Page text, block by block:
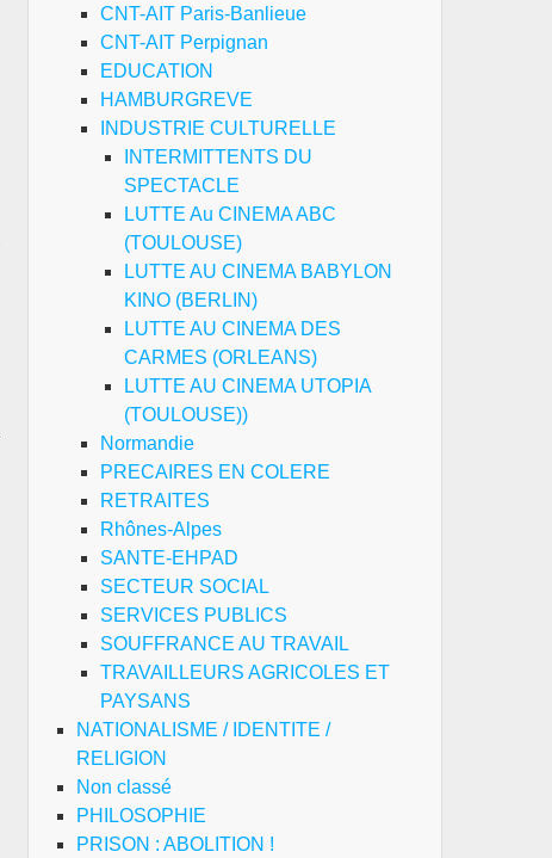
CNT-AIT Paris-Banlieue
CNT-AIT Perpignan
EDUCATION
HAMBURGREVE
INDUSTRIE CULTURELLE
INTERMITTENTS DU
SPECTACLE
LUTTE Au CINEMA ABC
(TOULOUSE)
LUTTE AU CINEMA BABYLON
KINO (BERLIN)
LUTTE AU CINEMA DES
CARMES (ORLEANS)
LUTTE AU CINEMA UTOPIA
(TOULOUSE))
Normandie
PRECAIRES EN COLERE
RETRAITES
Rhônes-Alpes
SANTE-EHPAD
SECTEUR SOCIAL
SERVICES PUBLICS
SOUFFRANCE AU TRAVAIL
TRAVAILLEURS AGRICOLES ET
PAYSANS
NATIONALISME / IDENTITE /
RELIGION
Non classé
PHILOSOPHIE
PRISON : ABOLITION !